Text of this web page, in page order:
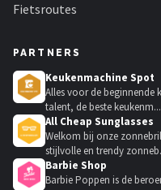
Fietsroutes
PARTNERS
Keukenmachine Spot
Alles voor de beginnende
talent, de beste keukenm...
All Cheap Sunglasses
Welkom bij onze
stijlvolle en trendy
Barbie Shop
Barbie Poppen is de